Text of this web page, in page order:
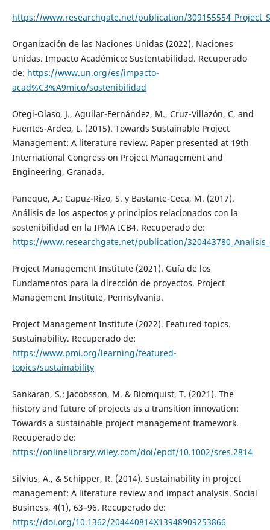
https://www.researchgate.net/publication/
Organización de las Naciones Unidas (2022). Naciones
Unidas. Impacto Académico: Sustentabilidad. Recuperado
de: https://www.un.org/es/impacto-
acad%C3%A9mico/sostenibilidad
Otegi-Olaso, J., Aguilar-Fernández, M., Cruz-Villazón, C, and
Fuentes-Ardeo, L. (2015). Towards Sustainable Project
Management: A literature review. Paper presented at 19th
International Congress on Project Management and
Engineering, Granada.
Paneque, A.; Capuz-Rizo, S. y Bastante-Ceca, M. (2017).
Análisis de los aspectos y principios relacionados con la
sostenibilidad en la IPMA ICB4. Recuperado de:
https://www.researchgate.net/publication/
Project Management Institute (2021). Guía de los
Fundamentos para la dirección de proyectos. Project
Management Institute, Pennsylvania.
Project Management Institute (2022). Featured topics.
Sustainability. Recuperado de:
https://www.pmi.org/learning/featured-
topics/sustainability
Sankaran, S.; Jacobsson, M. & Blomquist, T. (2021). The
history and future of projects as a transition innovation:
Towards a sustainable project management framework.
Recuperado de:
https://onlinelibrary.wiley.com/doi/epdf/10.1002/sres.2814
Silvius, A., & Schipper, R. (2014). Sustainability in project
management: A literature review and impact analysis. Social
Business, 4(1), 63–96. Recuperado de:
https://doi.org/10.1362/204440814X13948909253866